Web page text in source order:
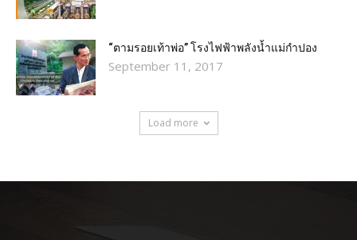
“ตามรอยเท้าพ่อ” โรงไฟฟ้าพลังน้ำแม่กำปอง
September 11, 2017
Load more